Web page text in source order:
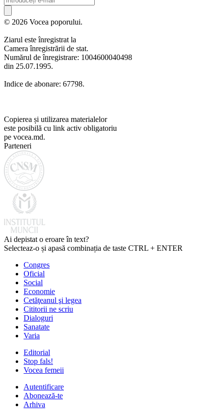
© 2026 Vocea poporului.
Ziarul este înregistrat la
Camera înregistrării de stat.
Numărul de înregistrare: 1004600040498
din 25.07.1995.
Indice de abonare: 67798.
Copierea și utilizarea materialelor
este posibilă cu link activ obligatoriu
pe vocea.md.
Parteneri
Ai depistat o eroare în text?
Selecteaz-o și apasă combinația de taste CTRL + ENTER
Congres
Oficial
Social
Economie
Cetăţeanul şi legea
Cititorii ne scriu
Dialoguri
Sanatate
Varia
Editorial
Stop fals!
Vocea femeii
Autentificare
Abonează-te
Arhiva